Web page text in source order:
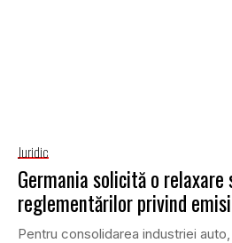
Juridic
Germania solicită o
reglementărilor privind
Pentru consolidarea industriei